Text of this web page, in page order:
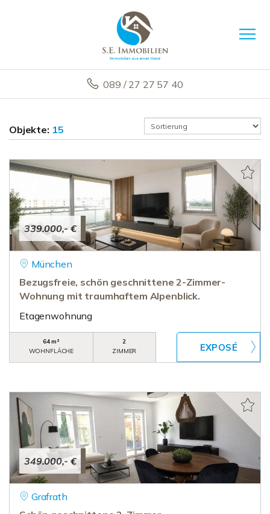
089 / 27 27 57 40
Objekte: 15
339.000,- €
München
Bezugsfreie, schön geschnittene 2-Zimmer-
Wohnung mit traumhaftem Alpenblick.
Etagenwohnung
64 m²
WOHNFLÄCHE
2
ZIMMER
349.000,- €
Grafrath